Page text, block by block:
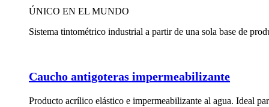
ÚNICO EN EL MUNDO
Sistema tintométrico industrial a partir de una sola base de
Caucho antigoteras impermeabilizante
Producto acrílico elástico e impermeabilizante al agua. Ideal